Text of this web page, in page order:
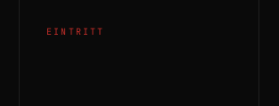
EINTRITT